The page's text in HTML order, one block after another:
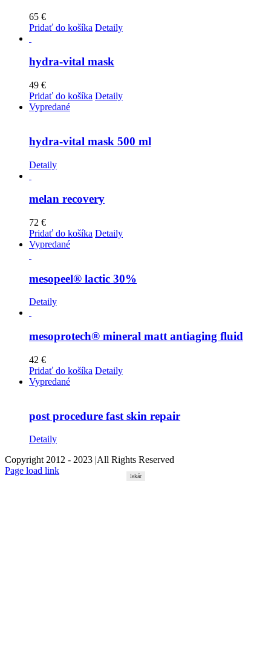
65 €
Pridať do košíka Detaily
hydra-vital mask
49 €
Pridať do košíka Detaily
Vypredané
hydra-vital mask 500 ml
Detaily
melan recovery
72 €
Pridať do košíka Detaily
Vypredané
lekár
mesopeel® lactic 30%
Detaily
mesoprotech® mineral matt antiaging fluid
42 €
Pridať do košíka Detaily
Vypredané
post procedure fast skin repair
Detaily
Copyright 2012 - 2023 |All Rights Reserved
Facebook
Instagram
Page load link